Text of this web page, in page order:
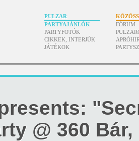
PULZAR
PARTYAJÁNLÓK
PARTYFOTÓK
CIKKEK, INTERJÚK
JÁTÉKOK
FÓRUM
@ 360